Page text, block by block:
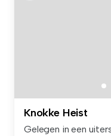
Knokke Heist
Gelegen in een